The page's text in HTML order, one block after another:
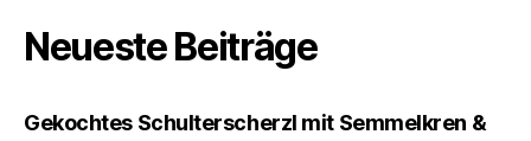
Neueste Beiträge
Gekochtes Schulterscherzl mit Semmelkren &